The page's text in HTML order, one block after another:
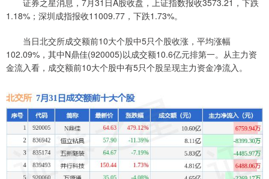
证券之星消息，7月31日A股收盘，上证指数报收3573.21，下跌
1.18%；深圳成指报收11009.77，下跌1.73%。
当日北交所成交额前10大个股中5只个股收涨，平均涨幅
102.09%，其中N鼎佳(920005)以成交额10.6亿元排第一。从主力资
金流入看，成交额前10大个股中有5只个股呈现主力资金净流入。